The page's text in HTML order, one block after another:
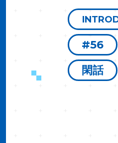
#56
閑話